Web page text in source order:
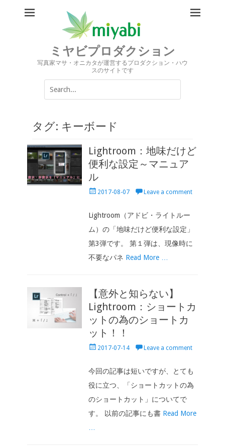
ミヤビプロダクション
写真家マサ・オニカタが運営するプロダクション・ハウ
スのサイトです
Search
for:
タグ: キーボード
Lightroom：地味だけど
便利な設定～マニュア
ル
Posted2017-08-07 Leave a comment
Lightroom（アドビ・ライトルー
ム）の「地味だけど便利な設定」
第3弾です。 第１弾は、現像時に
不要なパネ Read More …
【意外と知らない】
Lightroom：ショートカ
ットの為のショートカ
ット！！
Posted2017-07-14 Leave a comment
今回の記事は短いですが、とても
役に立つ、「ショートカットの為
のショートカット」についてで
す。 以前の記事にも書 Read More